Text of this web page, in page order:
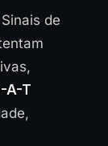
Sinais de
A-T